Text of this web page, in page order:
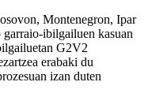
Montenegron, Ipar
ibilgailuen kasuan
G2V2
erabaki du
izan duten